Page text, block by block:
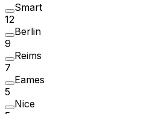
Smart
12
Berlin
9
Reims
7
Eames
5
Nice